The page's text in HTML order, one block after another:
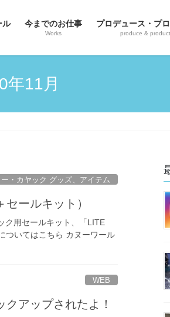
ル 今までのお仕事
Works
プロデュース・プ
produce & product
年11月
ー・カヤック グッズ、アイテム
ールキット）
ク用セールキット、「LITE
ついてはこちら カヌーワール
WEB
アップされたよ！